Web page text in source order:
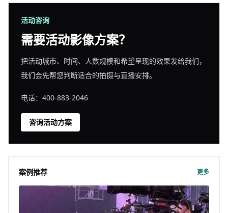
活动咨询
需要活动影像方案？
把活动城市、时间、人数规模和希望呈现的效果发给我们，
我们会先帮您判断适合的拍摄与直播安排。
电话：400-883-2046
咨询活动方案
案例推荐 更多